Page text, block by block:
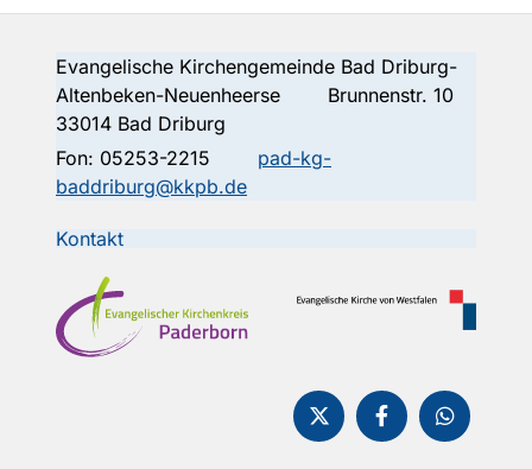
Evangelische Kirchengemeinde Bad Driburg-
Altenbeken-Neuenheerse Brunnenstr. 10
33014 Bad Driburg
Fon: 05253-2215
pad-kg-
baddriburg@kkpb.de
Kontakt